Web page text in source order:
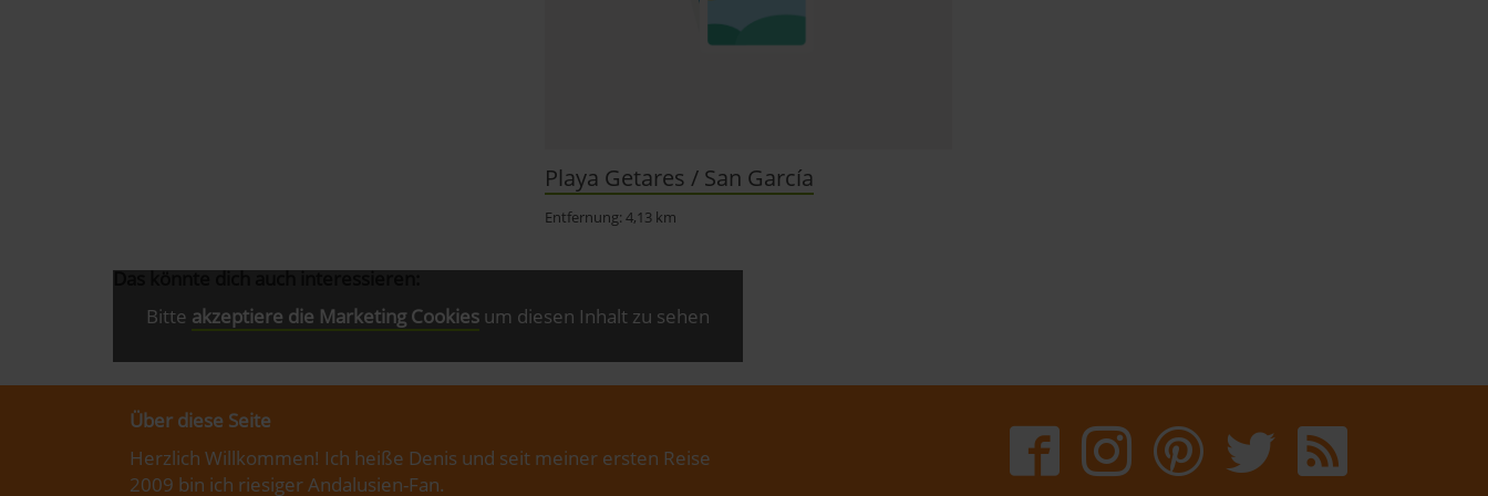
Playa Getares / San García
Entfernung: 4,13 km
Das könnte dich auch interessieren:
Bitte akzeptiere die Marketing Cookies um diesen Inhalt zu sehen
Über diese Seite
Herzlich Willkommen! Ich heiße Denis und seit meiner ersten Reise
2009 bin ich riesiger Andalusien-Fan.